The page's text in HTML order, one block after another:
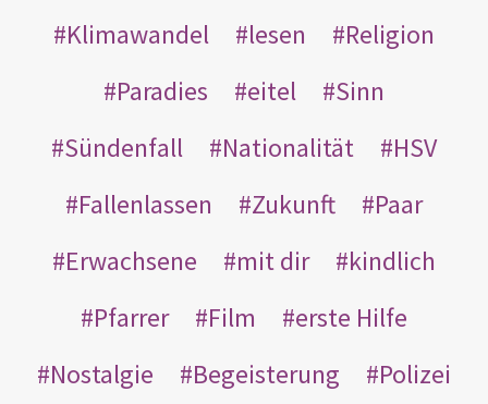
Klimawandel
lesen
Religion
Paradies
eitel
Sinn
Sündenfall
Nationalität
HSV
Fallenlassen
Zukunft
Paar
Erwachsene
mit dir
kindlich
Pfarrer
Film
erste Hilfe
Nostalgie
Begeisterung
Polizei